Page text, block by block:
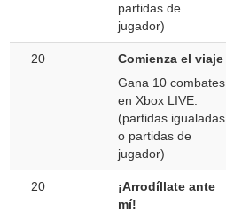
partidas de
jugador)
20
Comienza el viaje
Gana 10 combates
en Xbox LIVE.
(partidas igualadas
o partidas de
jugador)
20
¡Arrodíllate ante
mí!